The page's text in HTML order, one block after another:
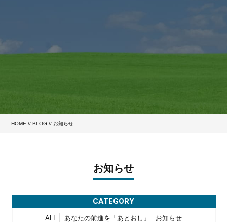
HOME //BLOG // お知らせ
お知らせ
CATEGORY
ALL あなたの前進を「あとおし」 お知らせ